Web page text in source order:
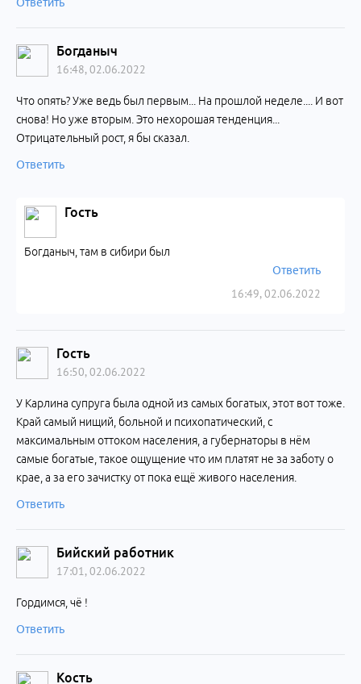
Ответить
Богданыч
16:48, 02.06.2022
Что опять? Уже ведь был первым... На прошлой неделе.... И вот
снова! Но уже вторым. Это нехорошая тенденция...
Отрицательный рост, я бы сказал.
Ответить
Гость
16:49, 02.06.2022
Богданыч, там в сибири был
Ответить
Гость
16:50, 02.06.2022
У Карлина супруга была одной из самых богатых, этот вот тоже.
Край самый нищий, больной и психопатический, с
максимальным оттоком населения, а губернаторы в нём
самые богатые, такое ощущение что им платят не за заботу о
крае, а за его зачистку от пока ещё живого населения.
Ответить
Бийский работник
17:01, 02.06.2022
Гордимся, чё !
Ответить
Кость